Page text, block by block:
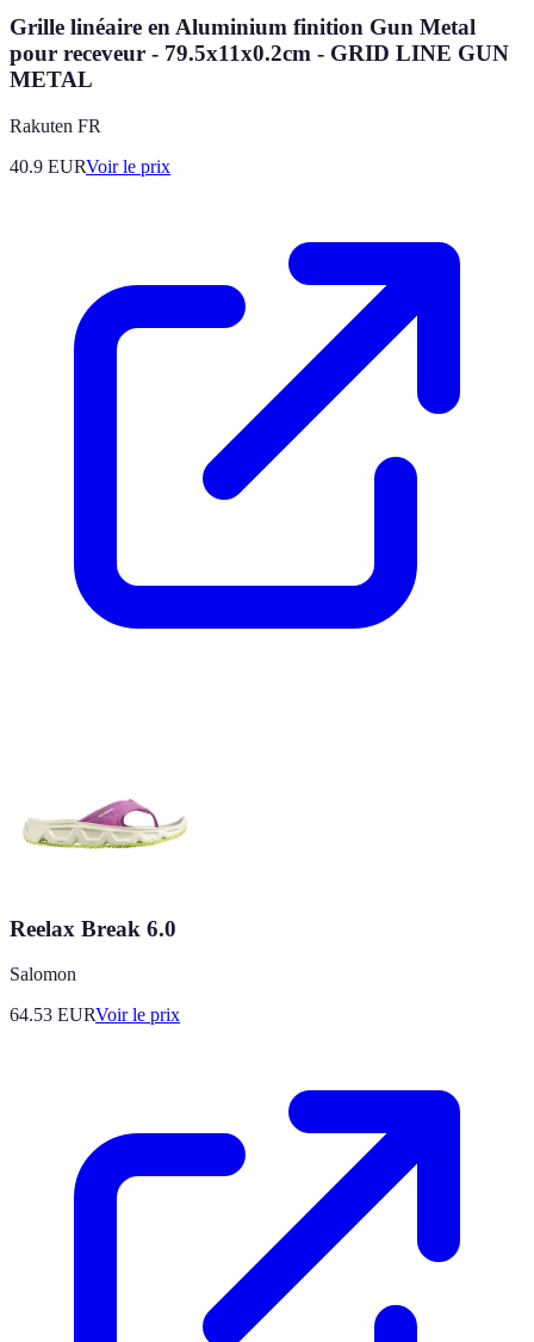
Grille linéaire en Aluminium finition Gun Metal
pour receveur - 79.5x11x0.2cm - GRID LINE GUN
METAL
Rakuten FR
40.9 EURVoir le prix
Reelax Break 6.0
Salomon
64.53 EURVoir le prix